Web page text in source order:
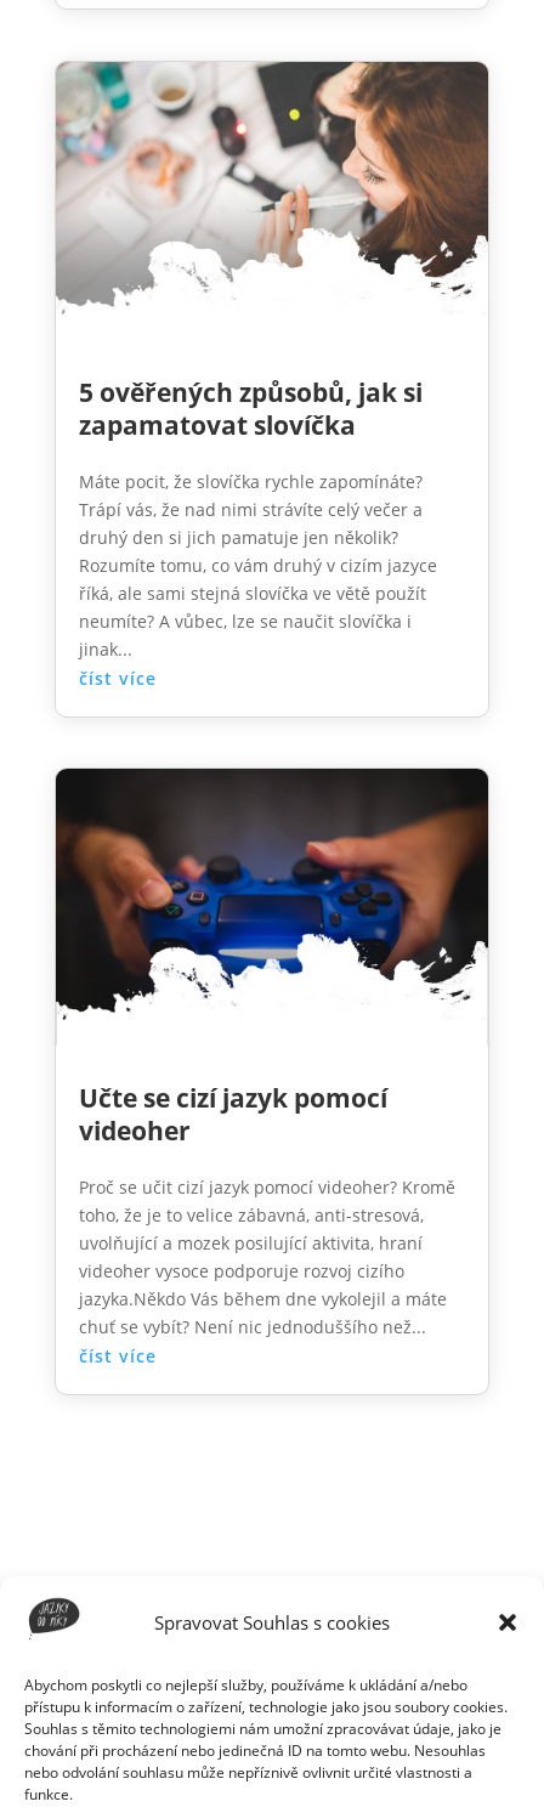
Spravovat Souhlas s cookies
Abychom poskytli co nejlepší služby, používáme k ukládání a/nebo
přístupu k informacím o zařízení, technologie jako jsou soubory cookies.
Souhlas s těmito technologiemi nám umožní zpracovávat údaje, jako je
chování při procházení nebo jedinečná ID na tomto webu. Nesouhlas
nebo odvolání souhlasu může nepříznivě ovlivnit určité vlastnosti a
funkce.
5 ověřených způsobů, jak si
zapamatovat slovíčka
Máte pocit, že slovíčka rychle zapomínáte?
Trápí vás, že nad nimi strávíte celý večer a
druhý den si jich pamatuje jen několik?
Rozumíte tomu, co vám druhý v cizím jazyce
říká, ale sami stejná slovíčka ve větě použít
neumíte? A vůbec, lze se naučit slovíčka i
jinak...
číst více
Učte se cizí jazyk pomocí
videoher
Proč se učit cizí jazyk pomocí videoher? Kromě
toho, že je to velice zábavná, anti-stresová,
uvolňující a mozek posilující aktivita, hraní
videoher vysoce podporuje rozvoj cizího
jazyka.Někdo Vás během dne vykolejil a máte
chuť se vybít? Není nic jednoduššího než...
číst více
Jak zvládáte chyby vy? Podělte
tipy do komentářů.